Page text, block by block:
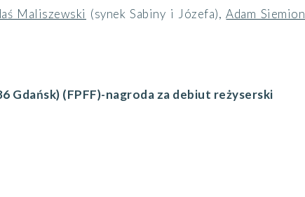
Maliszewski (synek Sabiny i Józefa),Adam Siemion
Gdańsk) (FPFF)-nagroda za debiut reżyserski